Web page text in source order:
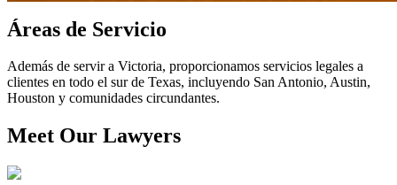
Áreas de Servicio
Además de servir a Victoria, proporcionamos servicios legales a
clientes en todo el sur de Texas, incluyendo San Antonio, Austin,
Houston y comunidades circundantes.
Meet Our Lawyers